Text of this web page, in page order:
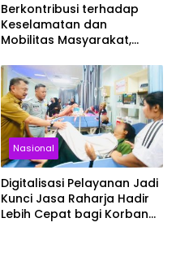
Berkontribusi terhadap
Keselamatan dan
Mobilitas Masyarakat,
Penghargaan di Ajang
Transportasi Indonesia
Awards 2026
Nasional
Digitalisasi Pelayanan Jadi
Kunci Jasa Raharja Hadir
Lebih Cepat bagi Korban